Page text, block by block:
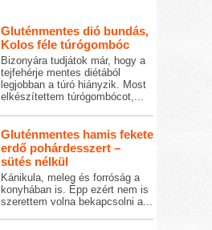
Gluténmentes dió bundás,
Kolos féle túrógombóc
Bizonyára tudjátok már, hogy a
tejfehérje mentes diétából
legjobban a túró hiányzik. Most
elkészítettem túrógombócot,...
Gluténmentes hamis fekete
erdő pohárdesszert –
sütés nélkül
Kánikula, meleg és forróság a
konyhában is. Épp ezért nem is
szerettem volna bekapcsolni a...